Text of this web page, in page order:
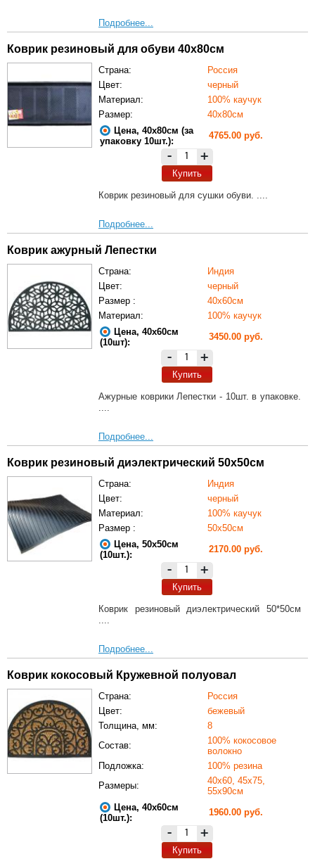
Подробнее...
Коврик резиновый для обуви 40х80см
Страна:
Россия
Цвет:
черный
Материал:
100% каучук
Размер:
40х80см
Цена, 40х80см (за
упаковку 10шт.):
4765.00 руб.
- +
Купить
Коврик резиновый для сушки обуви. ....
Подробнее...
Коврик ажурный Лепестки
Страна:
Индия
Цвет:
черный
Размер :
40х60см
Материал:
100% каучук
Цена, 40х60см
(10шт):
3450.00 руб.
- +
Купить
Ажурные коврики Лепестки - 10шт. в упаковке.
....
Подробнее...
Коврик резиновый диэлектрический 50х50см
Страна:
Индия
Цвет:
черный
Материал:
100% каучук
Размер :
50х50см
Цена, 50х50см
(10шт.):
2170.00 руб.
- +
Купить
Коврик резиновый диэлектрический 50*50см
....
Подробнее...
Коврик кокосовый Кружевной полуовал
Страна:
Россия
Цвет:
бежевый
Толщина, мм:
8
Состав:
100% кокосовое
волокно
Подложка:
100% резина
Размеры:
40х60, 45х75,
55х90см
Цена, 40х60см
(10шт.):
1960.00 руб.
- +
Купить